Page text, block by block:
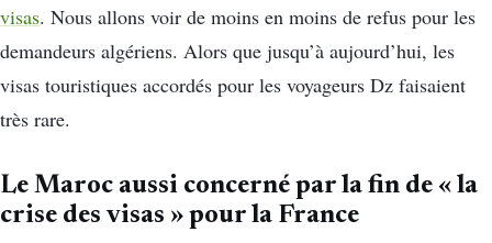
visas. Nous allons voir de moins en moins de refus pour les
demandeurs algériens. Alors que jusqu’à aujourd’hui, les
visas touristiques accordés pour les voyageurs Dz faisaient
très rare.
Le Maroc aussi concerné par la fin de « la
crise des visas » pour la France